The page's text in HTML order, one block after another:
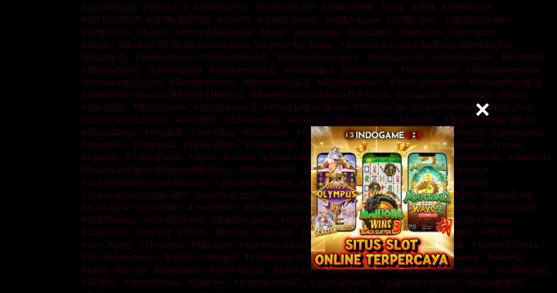
139.99.33.222
159.65.7.78 164.68.127.15 185.63.253.200 194.67.196.93 2022 2023
204.48.22.58
207.180.200.30
21MOVIEMANIA 21MPH 21Mph Jepang 21Mph Korea 21Mph Semi
21Mph Sub Indo
21Mph USA
Action Action & Adventure Adult Adventure aigodrama Animation
ayononton
Barat. – Indonesia Milf Boobs Nonton Bokep Indonesia Milf Boobs
Baru Jadi Bos Udah Sombong Minami Kojima
bioskop 21
bioskop keren bioskop keren 21 bioskop keren space bioskop movie bioskop online
Bioskop21
BioskopCGV21
BioskopGaul BioskopGratis21 bioskopgue Bioskopin21 Bioskopkeren
Bioskopkeren Asia
bioskopkeren.space
bioskopkeren.tv Bioskopkeren21 Bioskopkerenin BioskopkerenXX1
BioskopMantap21
BOKEP HD Indonesia Milf Boobs MP4 HLS
BokeP Online Indonesia Milf Boobs bollywood BOOMXXI
Bos21
Bos21 185
Bos21 anime Bos21 archived Bos21 jangan dibuka Bos21 jangan dibuka Full Movie
Bos21 Jeruk
Bos21 Jeruk Sub Indo
Bos21XXI Boscinema21 Bosku 22 Bosku drakor Bosku21
Bosku21 jangan dibuka
Bosku21 max
Bosqu21 Box Office Cat3Movie cekih21 CGVINDO CGVIndo21 cinema 21
cinema indo
cinema xxi
Cinema21 CinemaEMAS Cinemaindo CinemaINDOXXI CInemakeren Cinemaxx1
cnnxxi
Comedy
Coming Soon Crime demon Dewamovie21 dewanonton disc jockey Documentary
download
Download BokEp Indonesia Milf Boobs
download film download film gratis
download film indonesia
download film indonesia terbaru
download film semi download film sub indo
download film terbaru
download film terbaru 2019
download movie Download Sex Indo Drama dunia 21 DUNIA21
dunia21.org
dunia21.pw
Dunia21tv duniafilm21 DUNIAGABUT DuniaLayar21 dutafilm Dutafilm 2023
Dutafilm Apk
Dutafilm asia
Dutafilm barat Dutafilm gratis Dutafilm jangan dibuka Dutafilm lama
Dutafilm Terbaru
dutafilm21
england Family Fantasy film apik film bioskop film cinema film download
film en
Film Jepang
film online Film Semi Film Semi Jepang Film Semi Korea Film Semi Sub Indo
film semi terbaik
film terbaru france
film18 Filmapik Filmbioskop21 filmbox films streaming filmstreaming
Gabut21
ganol
ganool ganool asia Ganool Bos21 ganool xxi ganool.watch Ganool21 Ganoolfilm21
Goldmovie21
GOMOV
Goodwill semi Grandxxi gudang movie 21 gudang movies gudang movies 2022
Gudangfilm21